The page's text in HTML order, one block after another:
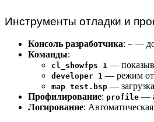
Инструменты отладки и
Консоль разработчика: ~ —
Команды:
cl_showfps 1 —
developer 1 — режим
map test.bsp —
Профилирование: profile —
Логирование: